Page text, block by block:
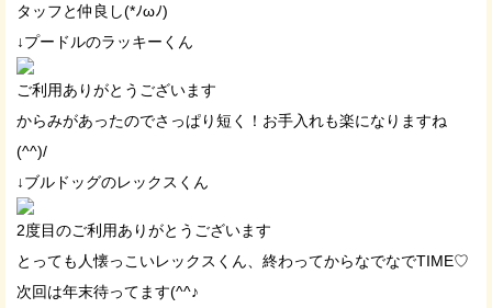
タッフと仲良し(*ﾉωﾉ)
↓プードルのラッキーくん
ご利用ありがとうございます
からみがあったのでさっぱり短く！お手入れも楽になりますね
(^^)/
↓ブルドッグのレックスくん
2度目のご利用ありがとうございます
とっても人懐っこいレックスくん、終わってからなでなでTIME♡
次回は年末待ってます(^^♪